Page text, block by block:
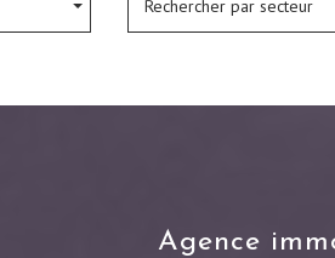
Rechercher par secteur
agence